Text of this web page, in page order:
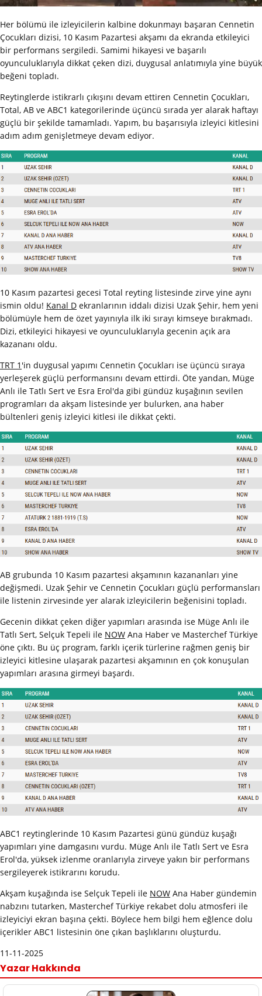
Her bölümü ile izleyicilerin kalbine dokunmayı başaran Cennetin
Çocukları dizisi, 10 Kasım Pazartesi akşamı da ekranda etkileyici
bir performans sergiledi. Samimi hikayesi ve başarılı
oyunculuklarıyla dikkat çeken dizi, duygusal anlatımıyla yine büyük
beğeni topladı.
Reytinglerde istikrarlı çıkışını devam ettiren Cennetin Çocukları,
Total, AB ve ABC1 kategorilerinde üçüncü sırada yer alarak haftayı
güçlü bir şekilde tamamladı. Yapım, bu başarısıyla izleyici kitlesini
adım adım genişletmeye devam ediyor.
10 Kasım pazartesi gecesi Total reyting listesinde zirve yine aynı
ismin oldu! Kanal D ekranlarının iddalı dizisi Uzak Şehir, hem yeni
bölümüyle hem de özet yayınıyla ilk iki sırayı kimseye bırakmadı.
Dizi, etkileyici hikayesi ve oyunculuklarıyla gecenin açık ara
kazananı oldu.
TRT 1 'in duygusal yapımı Cennetin Çocukları ise üçüncü sıraya
yerleşerek güçlü performansını devam ettirdi. Öte yandan, Müge
Anlı ile Tatlı Sert ve Esra Erol'da gibi gündüz kuşağının sevilen
programları da akşam listesinde yer bulurken, ana haber
bültenleri geniş izleyici kitlesi ile dikkat çekti.
AB grubunda 10 Kasım pazartesi akşamının kazananları yine
değişmedi. Uzak Şehir ve Cennetin Çocukları güçlü performansları
ile listenin zirvesinde yer alarak izleyicilerin beğenisini topladı.
Gecenin dikkat çeken diğer yapımları arasında ise Müge Anlı ile
Tatlı Sert, Selçuk Tepeli ile NOW Ana Haber ve Masterchef Türkiye
öne çıktı. Bu üç program, farklı içerik türlerine rağmen geniş bir
izleyici kitlesine ulaşarak pazartesi akşamının en çok konuşulan
yapımları arasına girmeyi başardı.
ABC1 reytinglerinde 10 Kasım Pazartesi günü gündüz kuşağı
yapımları yine damgasını vurdu. Müge Anlı ile Tatlı Sert ve Esra
Erol'da, yüksek izlenme oranlarıyla zirveye yakın bir performans
sergileyerek istikrarını korudu.
Akşam kuşağında ise Selçuk Tepeli ile NOW Ana Haber gündemin
nabzını tutarken, Masterchef Türkiye rekabet dolu atmosferi ile
izleyiciyi ekran başına çekti. Böylece hem bilgi hem eğlence dolu
içerikler ABC1 listesinin öne çıkan başlıklarını oluşturdu.
11-11-2025
Yazar Hakkında